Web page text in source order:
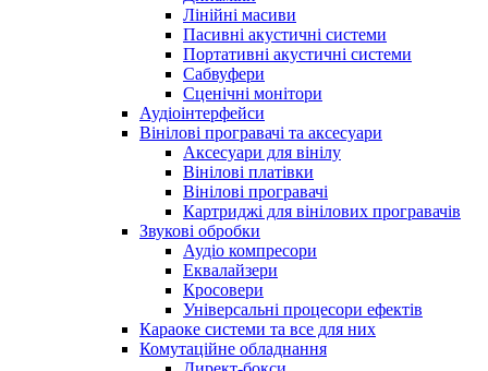
Лінійні масиви
Пасивні акустичні системи
Портативні акустичні системи
Сабвуфери
Сценічні монітори
Аудіоінтерфейси
Вінілові програвачі та аксесуари
Аксесуари для вінілу
Вінілові платівки
Вінілові програвачі
Картриджі для вінілових програвачів
Звукові обробки
Аудіо компресори
Еквалайзери
Кросовери
Універсальні процесори ефектів
Караоке системи та все для них
Комутаційне обладнання